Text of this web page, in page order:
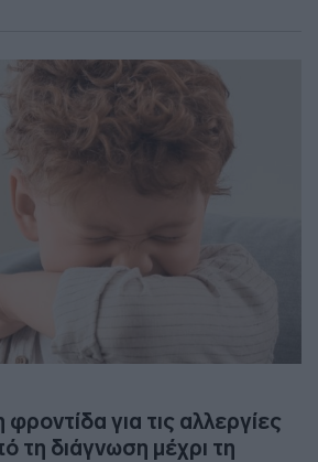
για τις αλλεργίες
τη διάγνωση μέχρι τη